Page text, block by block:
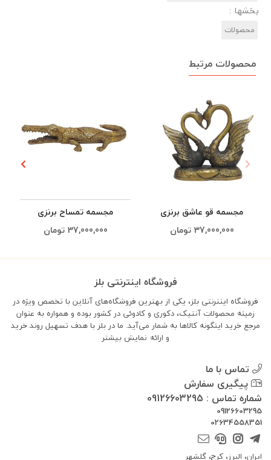
بخشها :
محصولات
محصولات مرتبط
مجسمه قو عاشق برنزی
37,000,000 تومان
مجسمه تمساح برنزی
37,000,000 تومان
فروشگاه اینترنتی بلز
فروشگاه اینترنتی بلز، یکی از بهترین فروشگاه‌های آنلاین با تخصص ویژه در
زمینه محصولات آنتیک، دکوری و کادوئی در کشور بوده و همواره به عنوان
مرجع خرید اینگونه کالاها به شمار می‌آید. ما در بلز با هدف تسهیل روند خرید
و ارائه نمایش بیشتر
تماس با ما
پیگیری سفارش
شماره تماس : 09126603295
09126603295
02634558351
ایران، البرز، کرج، گلشهر